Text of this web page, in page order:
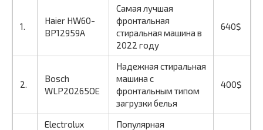
1.
Haier HW60-
BP12959A
Самая лучшая
фронтальная
стиральная машина в
2022 году
640$
2.
Bosch
WLP20265OE
Надежная стиральная
машина с
фронтальным типом
загрузки белья
400$
Electrolux
Популярная